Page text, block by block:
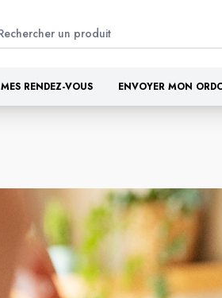
MES RENDEZ-VOUS ENVOYER MON